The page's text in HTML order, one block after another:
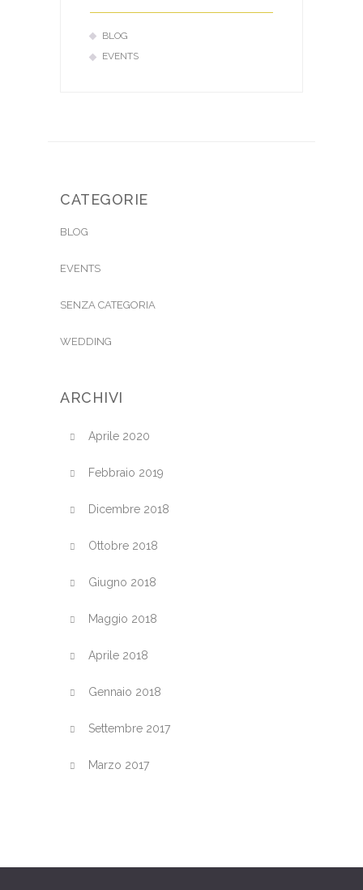
BLOG
EVENTS
CATEGORIE
BLOG
EVENTS
SENZA CATEGORIA
WEDDING
ARCHIVI
Aprile 2020
Febbraio 2019
Dicembre 2018
Ottobre 2018
Giugno 2018
Maggio 2018
Aprile 2018
Gennaio 2018
Settembre 2017
Marzo 2017